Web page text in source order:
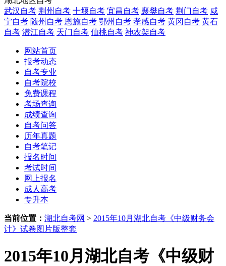
武汉自考 荆州自考 十堰自考 宜昌自考 襄樊自考 荆门自考 咸
宁自考 随州自考 恩施自考 鄂州自考 孝感自考 黄冈自考 黄石
自考 潜江自考 天门自考 仙桃自考 神农架自考
网站首页
报考动态
自考专业
自考院校
免费课程
考场查询
成绩查询
自考问答
历年真题
自考笔记
报名时间
考试时间
网上报名
成人高考
专升本
当前位置： 湖北自考网 > 2015年10月湖北自考《中级财务会
计》试卷图片版整套
2015年10月湖北自考《中级财